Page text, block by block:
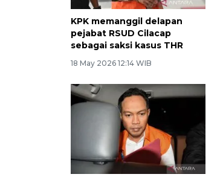
KPK memanggil delapan
pejabat RSUD Cilacap
sebagai saksi kasus THR
18 May 2026 12:14 WIB